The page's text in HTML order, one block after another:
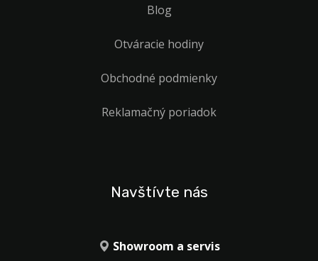
Blog
Otváracie hodiny
Obchodné podmienky
Reklamačný poriadok
Navštívte nás
Showroom a servis